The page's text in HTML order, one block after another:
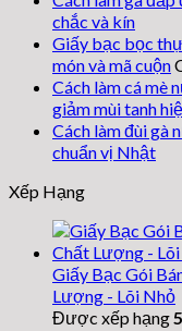
chắc và kín
Giấy bạc bọc
món và mã cuộn
Cách làm cá mè
giảm mùi tanh
Cách làm đùi gà
chuẩn vị Nhật
Xếp Hạng
Giấy Bạc Gói
Lượng - Lõi Nhỏ
Được xếp hạng